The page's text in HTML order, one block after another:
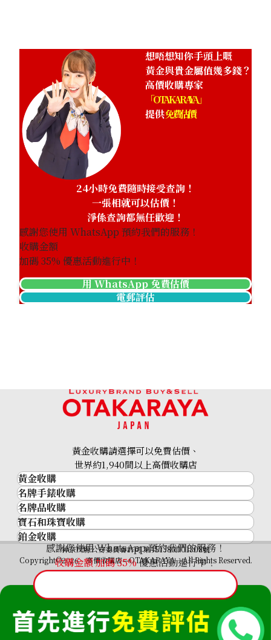
想唔想知你手頭上嘅
黃金與貴金屬值幾多錢？
高價收購專家
「OTAKARAYA」
提供免費估價
24小時免費隨時接受查詢！
一張相就可以估價！
淨係查詢都無任歡迎！
感謝您使用 WhatsApp 預約我們的服務！
收購金額
加碼35% 優惠活動進行中！
用 WhatsApp 免費估價
電郵評估
感謝您使用 WhatsApp 預約我們的服務！
收購金額 加碼35%優惠活動進行中！
黃金收購請選擇可以免費估價、
世界約1,940間以上高價收購店
黃金收購
黃金･金條
金條
金幣及銀幣
過去十年黃金價格
金飾
金戒指
金頸鍊
名牌手錶收購
名牌手錶收購
勞力士 (Rolex)
Patek Philippe
Audemars Piguet
Vacheron Constantin
A. Lange & Söhne
Breguet
名牌品收購
名牌品收購
HERMES
LOUIS VUITTON
CHANEL
卡地亞（Cartier）
CELINE
FENDI
Christian Dior
寶石和珠寶收購
寶石和珠寶
祖母綠
藍寶石
紅寶石
鉑金收購
神奈川縣公安委員會許可 第451380001308號
Copyright©2026 高價收購店—OTAKARAYA All Rights Reserved.